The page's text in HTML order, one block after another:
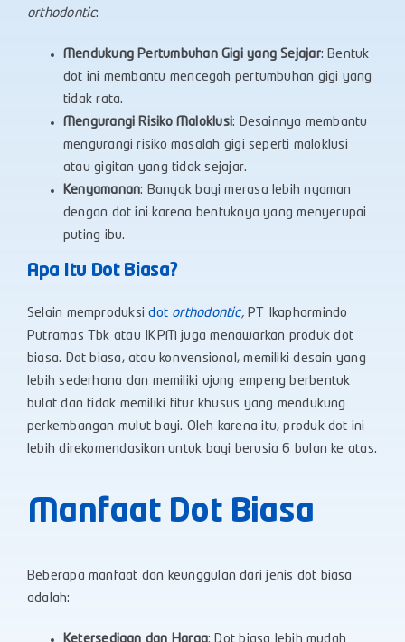
orthodontic:
Mendukung Pertumbuhan Gigi yang Sejajar: Bentuk
dot ini membantu mencegah pertumbuhan gigi yang
tidak rata.
Mengurangi Risiko Maloklusi: Desainnya membantu
mengurangi risiko masalah gigi seperti maloklusi
atau gigitan yang tidak sejajar.
Kenyamanan: Banyak bayi merasa lebih nyaman
dengan dot ini karena bentuknya yang menyerupai
puting ibu.
Apa Itu Dot Biasa?
Selain memproduksidot orthodontic,PT Ikapharmindo
Putramas Tbk atau IKPM juga menawarkan produk dot
biasa. Dot biasa, atau konvensional, memiliki desain yang
lebih sederhana dan memiliki ujung empeng berbentuk
bulat dan tidak memiliki fitur khusus yang mendukung
perkembangan mulut bayi. Oleh karena itu, produk dot ini
lebih direkomendasikan untuk bayi berusia 6 bulan ke atas.
Manfaat Dot Biasa
Beberapa manfaat dan keunggulan dari jenis dot biasa
adalah: